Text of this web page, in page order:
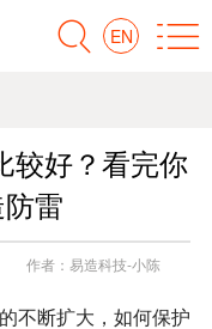
EN
较好？看完你
雷
作者： 易造科技-小陈
不断扩大，如何保护